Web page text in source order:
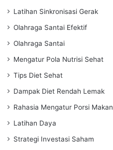
Latihan Sinkronisasi Gerak
Olahraga Santai Efektif
Olahraga Santai
Mengatur Pola Nutrisi Sehat
Tips Diet Sehat
Dampak Diet Rendah Lemak
Rahasia Mengatur Porsi Makan
Latihan Daya
Strategi Investasi Saham